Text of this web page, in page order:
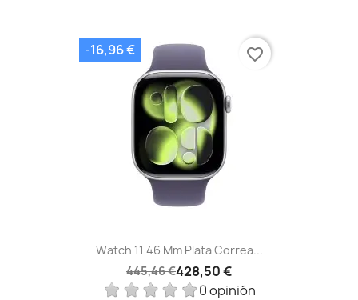
Watch 11 46 Mm Plata Correa...
445,46 €428,50 €
0 opinión
-16,96 € favorite_border